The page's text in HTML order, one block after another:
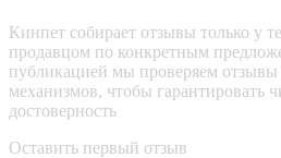
Кинпет собирает отзывы только у
продавцом по конкретным
публикацией мы проверяем
механизмов, чтобы гарантировать
достоверность
Оставить первый отзыв